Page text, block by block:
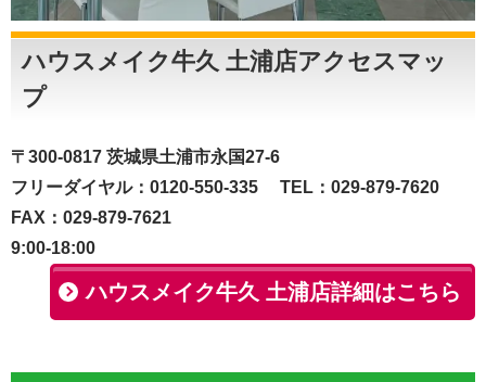
ハウスメイク牛久 土浦店アクセスマッ
プ
〒300-0817 茨城県土浦市永国27-6
フリーダイヤル：0120-550-335 TEL：029-879-7620
FAX：029-879-7621
9:00-18:00
ハウスメイク牛久 土浦店詳細はこちら